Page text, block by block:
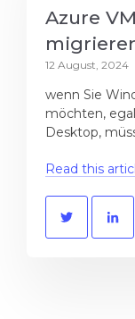
Azure
12 August, 2024
wenn Sie
möchten,
Desktop,
Read this